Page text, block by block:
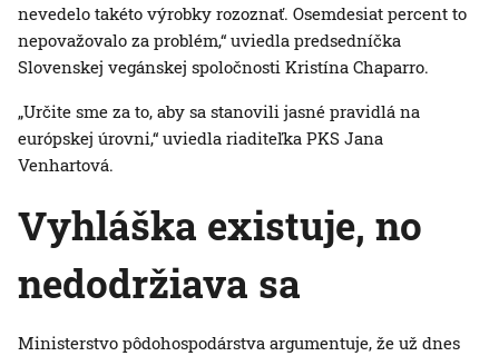
nevedelo takéto výrobky rozoznať. Osemdesiat percent to
nepovažovalo za problém,“ uviedla predsedníčka
Slovenskej vegánskej spoločnosti Kristína Chaparro.
„Určite sme za to, aby sa stanovili jasné pravidlá na
európskej úrovni,“ uviedla riaditeľka PKS Jana
Venhartová.
Vyhláška existuje, no
nedodržiava sa
Ministerstvo pôdohospodárstva argumentuje, že už dnes